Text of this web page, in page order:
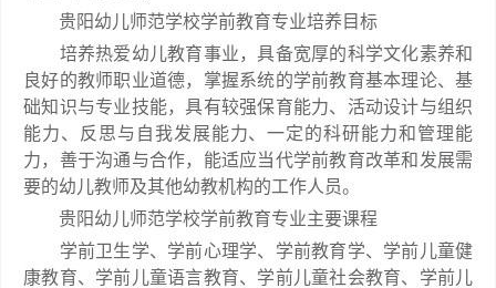
贵阳幼儿师范学校学前教育专业培养目标
培养热爱幼儿教育事业，具备宽厚的科学文化素养和
良好的教师职业道德，掌握系统的学前教育基本理论、基
础知识与专业技能，具有较强保育能力、活动设计与组织
能力、反思与自我发展能力、一定的科研能力和管理能
力，善于沟通与合作，能适应当代学前教育改革和发展需
要的幼儿教师及其他幼教机构的工作人员。
贵阳幼儿师范学校学前教育专业主要课程
学前卫生学、学前心理学、学前教育学、学前儿童健
康教育、学前儿童语言教育、学前儿童社会教育、学前儿